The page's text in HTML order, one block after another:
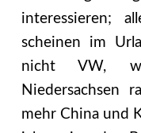
interessieren;
scheinen im
nicht VW,
Niedersachsen
mehr China und